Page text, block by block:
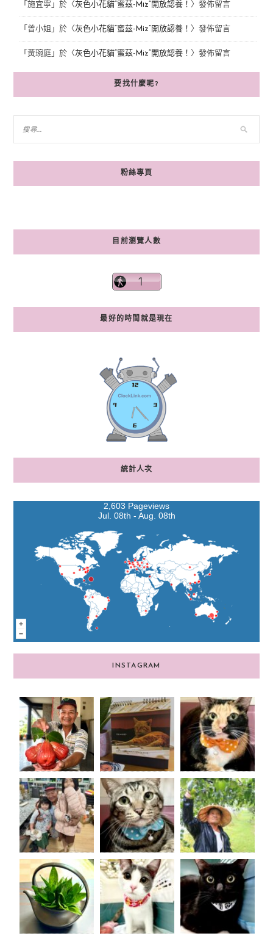
「 施宜寧 」於〈灰色小花貓“蜜茲-Miz”開放認養！ 〉發佈留言
「 曾小姐 」於〈灰色小花貓“蜜茲-Miz”開放認養！ 〉發佈留言
「 黃琬庭」於〈灰色小花貓“蜜茲-Miz”開放認養！ 〉發佈留言
要找什麼呢?
粉絲專頁
目前瀏覽人數
最好的時間就是現在
統計人次
2,603 Pageviews
Jul. 08th - Aug. 08th
INSTAGRAM